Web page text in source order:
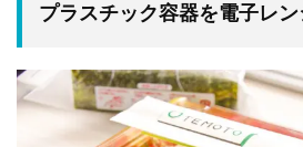
プラスチック容器を電子レ